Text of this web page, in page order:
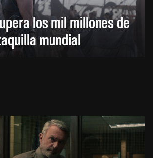
los mil millones de
mundial